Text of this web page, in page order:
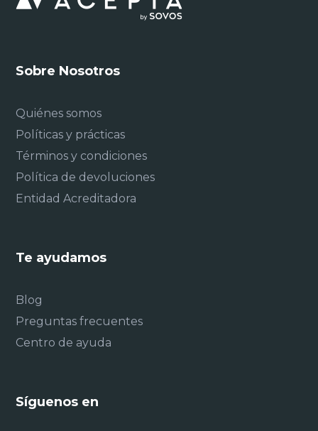
Sobre Nosotros
Quiénes somos
Políticas y prácticas
Términos y condiciones
Política de devoluciones
Entidad Acreditadora
Te ayudamos
Blog
Preguntas frecuentes
Centro de ayuda
Síguenos en